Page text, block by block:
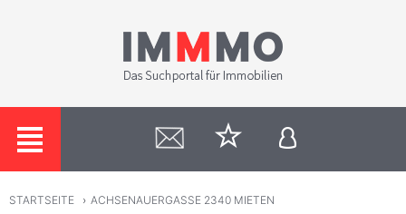
STARTSEITE › ACHSENAUERGASSE 2340 MIETEN